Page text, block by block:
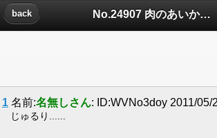
No.24907 肉のあいかわについたコメント
back
1 名前:名無しさん: ID:WVNo3doy 2011/05/
じゅるり......